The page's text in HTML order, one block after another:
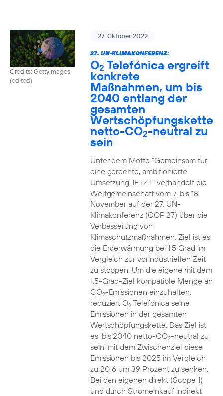
Credits: Gettyimages
(edited)
27. Oktober 2022
27. UN-KLIMAKONFERENZ:
O2 Telefónica ergreift
konkrete
Maßnahmen, um bis
2040 entlang der
gesamten
Wertschöpfungskette
netto-CO2-neutral zu
sein
Unter dem Motto "Gemeinsam für
eine gerechte, ambitionierte
Umsetzung JETZT" verhandelt die
Weltgemeinschaft vom 7. bis 18.
November auf der 27. UN-
Klimakonferenz (COP 27) über die
Verbesserung von
Klimaschutzmaßnahmen. Ziel ist es,
die Erderwärmung bei 1,5 Grad im
Vergleich zur vorindustriellen Zeit
zu stoppen. Um die eigene mit dem
1,5-Grad-Ziel kompatible Menge an
CO2-Emissionen einzuhalten,
reduziert O2Telefónica seine
Emissionen in der gesamten
Wertschöpfungskette. Das Ziel ist
es, bis 2040 netto-CO2-neutral zu
sein; mit dem Zwischenziel diese
Emissionen bis 2025 im Vergleich
zu 2016 um 39 Prozent zu senken.
Bei den eigenen direkt (Scope 1)
und durch Stromeinkauf indirekt